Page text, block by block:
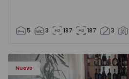
5 3 187 187 3
Nuevo
- 1575635 - 12
Piso de Vivienda T6 Vila Nova